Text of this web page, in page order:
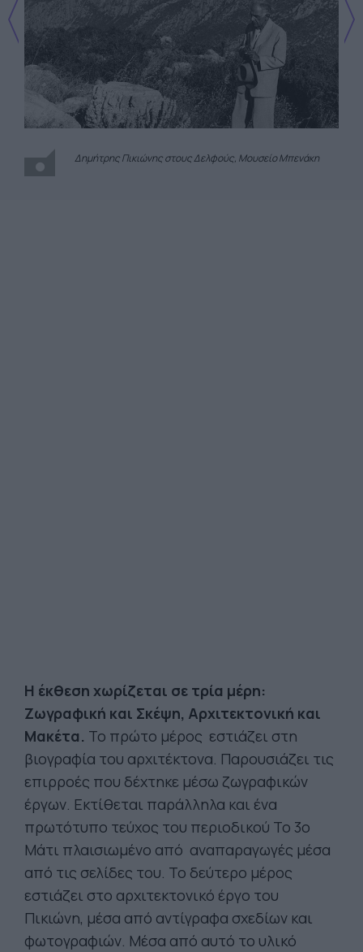
Δημήτρης Πικιώνης στους Δελφούς, Μουσείο Μπενάκη
Η έκθεση χωρίζεται σε τρία μέρη:
Ζωγραφική και Σκέψη, Αρχιτεκτονική και
Μακέτα. Το πρώτο μέρος εστιάζει στη
βιογραφία του αρχιτέκτονα. Παρουσιάζει τις
επιρροές που δέχτηκε μέσω ζωγραφικών
έργων. Εκτίθεται παράλληλα και ένα
πρωτότυπο τεύχος του περιοδικού Το 3ο
Μάτι πλαισιωμένο από αναπαραγωγές μέσα
από τις σελίδες του. Το δεύτερο μέρος
εστιάζει στο αρχιτεκτονικό έργο του
Πικιώνη, μέσα από αντίγραφα σχεδίων και
φωτογραφιών. Μέσα από αυτό το υλικό